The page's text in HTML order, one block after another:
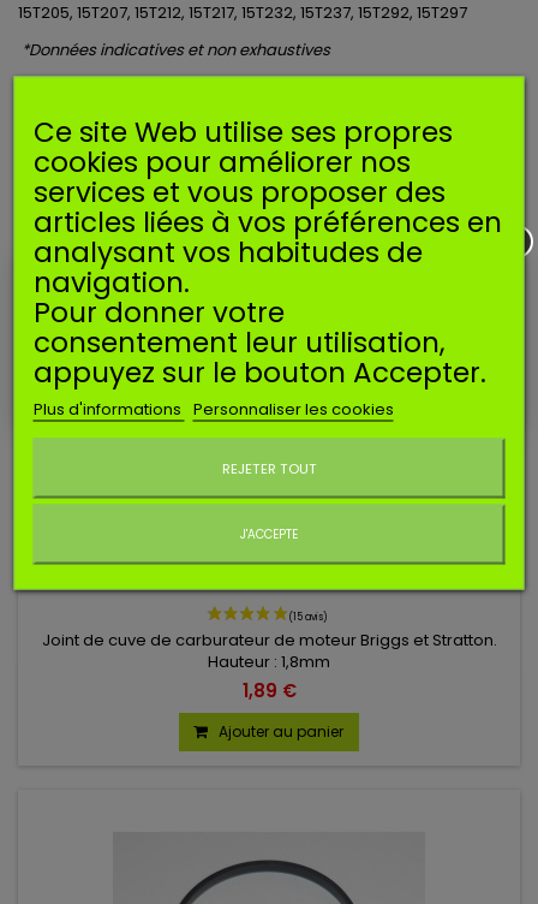
15T205, 15T207, 15T212, 15T217, 15T232, 15T237, 15T292, 15T297
*Données indicatives et non exhaustives
ACCESSOIRES
RéférenceSJTCUV693981
Manufacturer:SOSMEMBRANES
JOINT CUVE 693981 POUR BRIGGS ET STRATTON
Joint de cuve de carburateur de moteur Briggs et Stratton.
Hauteur : 1,8mm
1,89 €
Ajouter au panier
Ce site Web utilise ses propres
cookies pour améliorer nos
services et vous proposer des
articles liées à vos préférences en
analysant vos habitudes de
navigation.
Pour donner votre
consentement leur utilisation,
appuyez sur le bouton Accepter.
Plus d'informations Personnaliser les cookies
REJETER TOUT
J'ACCEPTE